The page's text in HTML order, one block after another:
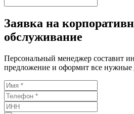
Заявка на
обслуживание
Персональный менеджер составит
предложение и оформит все нужные